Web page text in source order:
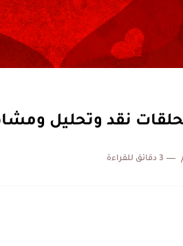
نقد وتحليل
3 دقائق للقراءة